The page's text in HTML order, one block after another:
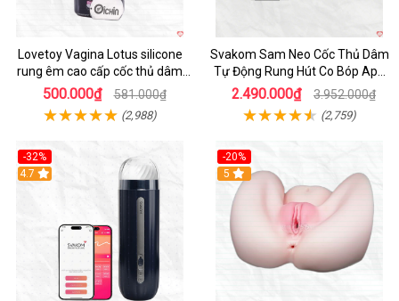
Lovetoy Vagina Lotus silicone
rung êm cao cấp cốc thủ dâm
nam
500.000₫ 581.000₫
(2,988)
Svakom Sam Neo Cốc Thủ Dâm
Tự Động Rung Hút Co Bóp App
Điều Khiển
2.490.000₫ 3.952.000₫
(2,759)
-32%
Hot
4.7
-20%
Hot
5